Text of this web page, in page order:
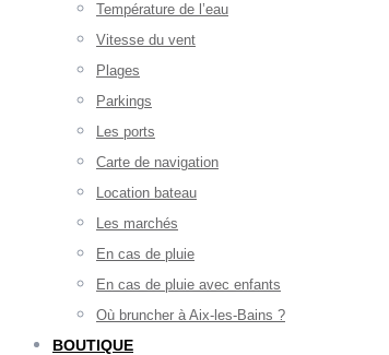
Température de l’eau
Vitesse du vent
Plages
Parkings
Les ports
Carte de navigation
Location bateau
Les marchés
En cas de pluie
En cas de pluie avec enfants
Où bruncher à Aix-les-Bains ?
BOUTIQUE